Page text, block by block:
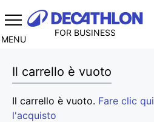
MENU
FOR BUSINESS
Il carrello è vuoto
Il carrello è vuoto. Fare clic
l'acquisto